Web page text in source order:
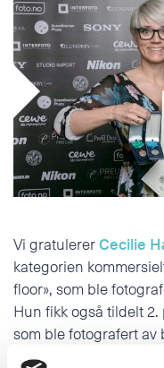
Etternavn
Postnummer
Adresse
Telefon
E-post
Tilleggsinformasjon
Vi gratulererCecilie
kategorien
floor», som ble
Hun fikk også tildelt
som ble fotografert av
Verft, på oppdrag for